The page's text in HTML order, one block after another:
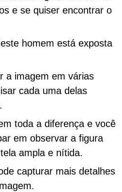
e se quiser encontrar o
homem está exposta
a imagem em várias
cada uma delas
toda a diferença e você
em observar a figura
ampla e nítida.
capturar mais detalhes